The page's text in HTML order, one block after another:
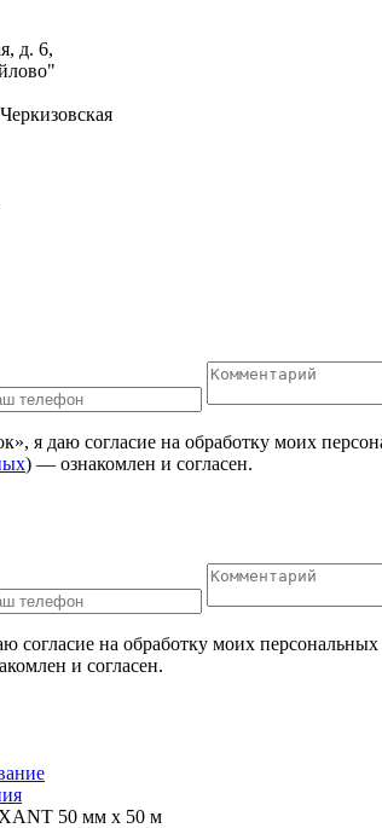
д. 6,
я даю согласие на обработку моих
) — ознакомлен и согласен.
согласие на обработку моих
и согласен.
50 мм х 50 м